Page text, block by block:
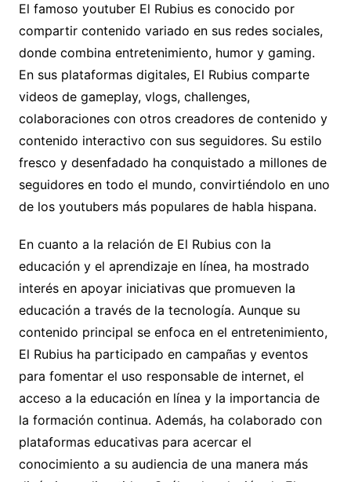
El famoso youtuber El Rubius es conocido por
compartir contenido variado en sus redes sociales,
donde combina entretenimiento, humor y gaming.
En sus plataformas digitales, El Rubius comparte
videos de gameplay, vlogs, challenges,
colaboraciones con otros creadores de contenido y
contenido interactivo con sus seguidores. Su estilo
fresco y desenfadado ha conquistado a millones de
seguidores en todo el mundo, convirtiéndolo en uno
de los youtubers más populares de habla hispana.
En cuanto a la relación de El Rubius con la
educación y el aprendizaje en línea, ha mostrado
interés en apoyar iniciativas que promueven la
educación a través de la tecnología. Aunque su
contenido principal se enfoca en el entretenimiento,
El Rubius ha participado en campañas y eventos
para fomentar el uso responsable de internet, el
acceso a la educación en línea y la importancia de
la formación continua. Además, ha colaborado con
plataformas educativas para acercar el
conocimiento a su audiencia de una manera más